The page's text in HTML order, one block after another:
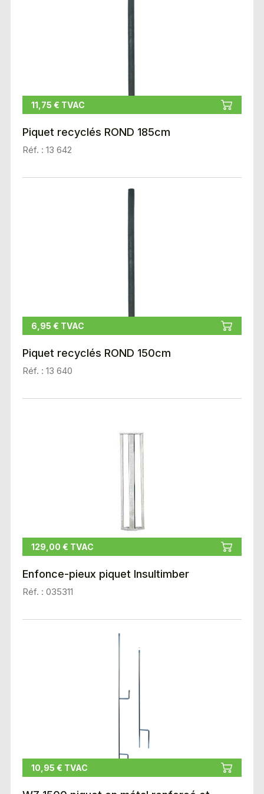
11,75 € TVAC
Piquet recyclés ROND 185cm
Réf. : 13 642
6,95 € TVAC
Piquet recyclés ROND 150cm
Réf. : 13 640
129,00 € TVAC
Enfonce-pieux piquet Insultimber
Réf. : 035311
10,95 € TVAC